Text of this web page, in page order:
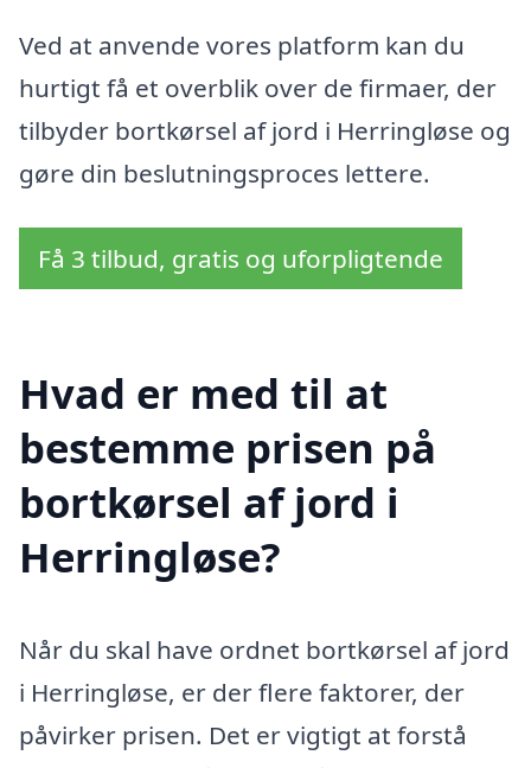
Ved at anvende vores platform kan du
hurtigt få et overblik over de firmaer, der
tilbyder bortkørsel af jord i Herringløse og
gøre din beslutningsproces lettere.
Få 3 tilbud, gratis og uforpligtende
Hvad er med til at
bestemme prisen på
bortkørsel af jord i
Herringløse?
Når du skal have ordnet bortkørsel af jord
i Herringløse, er der flere faktorer, der
påvirker prisen. Det er vigtigt at forstå